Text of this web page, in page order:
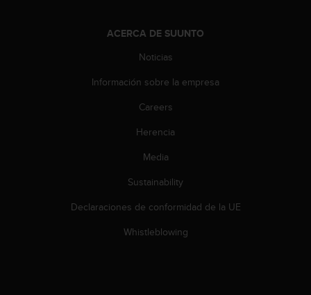
ACERCA DE SUUNTO
Noticias
Información sobre la empresa
Careers
Herencia
Media
Sustainability
Declaraciones de conformidad de la UE
Whistleblowing